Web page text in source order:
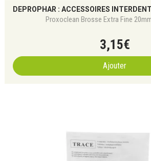
Proxoclean Brosse Extra Fine
3,15€
Ajouter